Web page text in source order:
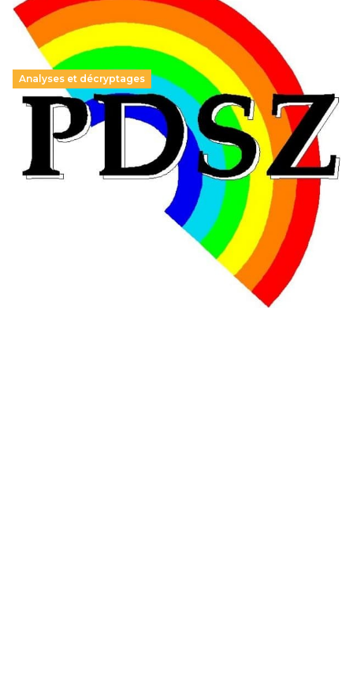
Analyses et décryptages
Hongrie : du changement pour les politiques
éducatives, aussi !
25 juin 2026
En Hongrie, le conservateur Peter Magyar et son parti
Tisza "Respect et liberté" ont remporté une large victoire,
contre le premier ministre sortant, Viktor Orban,…